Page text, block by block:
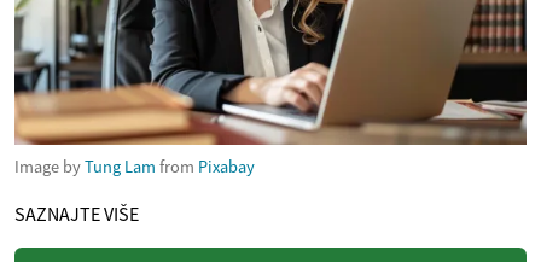
Image byTung Lam from Pixabay
SAZNAJTE VIŠE